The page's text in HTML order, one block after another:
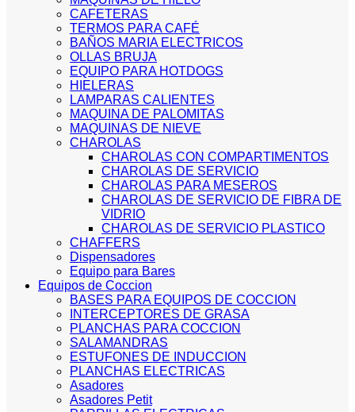
CAFETERAS
TERMOS PARA CAFÉ
BAÑOS MARIA ELECTRICOS
OLLAS BRUJA
EQUIPO PARA HOTDOGS
HIELERAS
LAMPARAS CALIENTES
MAQUINA DE PALOMITAS
MAQUINAS DE NIEVE
CHAROLAS
CHAROLAS CON COMPARTIMENTOS
CHAROLAS DE SERVICIO
CHAROLAS PARA MESEROS
CHAROLAS DE SERVICIO DE FIBRA DE
VIDRIO
CHAROLAS DE SERVICIO PLASTICO
CHAFFERS
Dispensadores
Equipo para Bares
Equipos de Coccion
BASES PARA EQUIPOS DE COCCION
INTERCEPTORES DE GRASA
PLANCHAS PARA COCCION
SALAMANDRAS
ESTUFONES DE INDUCCION
PLANCHAS ELECTRICAS
Asadores
Asadores Petit